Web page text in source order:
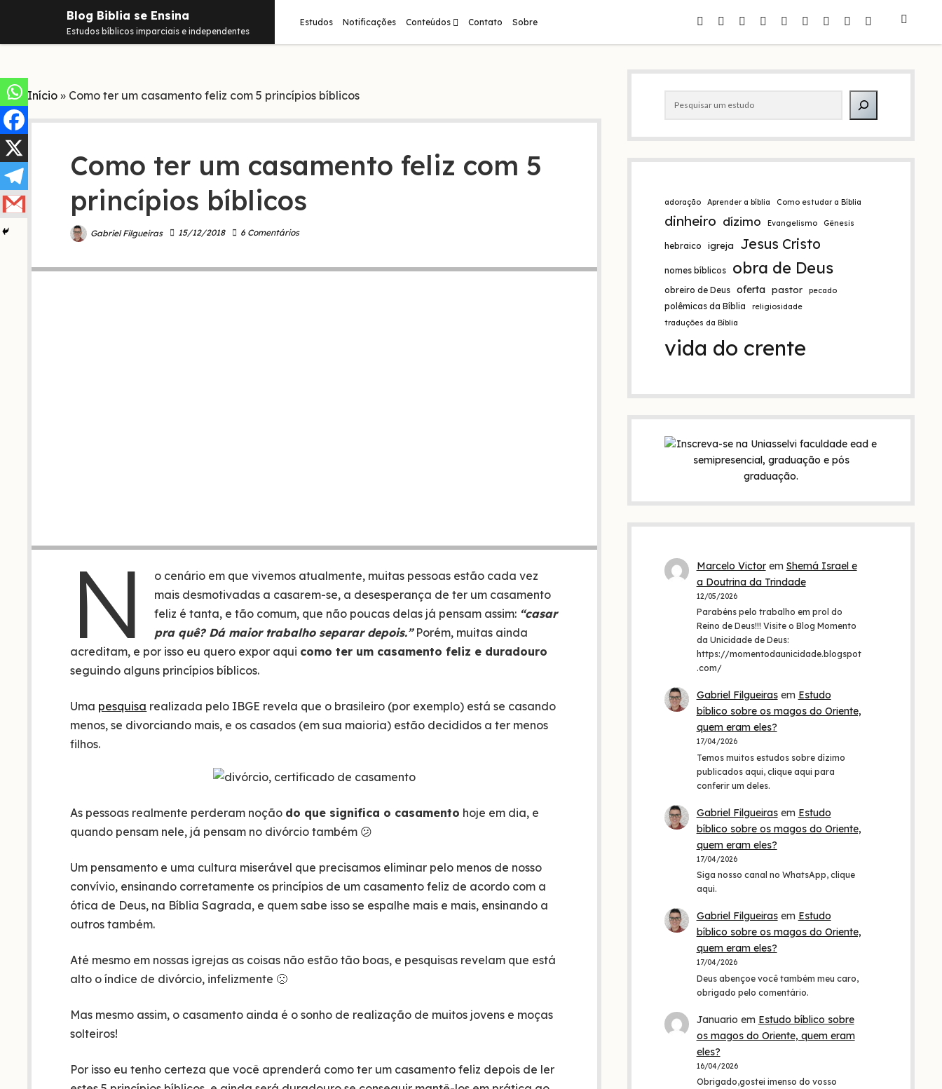
Blog Biblia se Ensina
Estudos bíblicos imparciais e independentes
Estudos Notificações Conteúdos abrirContato Sobre facebookinstagram
pinterestyoutube amazon
spotifytelegramwhatsapp
Início » Como ter um casamento feliz com 5 princípios bíblicos
Como ter um casamento feliz com 5
princípios bíblicos
Gabriel Filgueiras 15/12/2018 6 Comentários
N
o cenário em que vivemos atualmente, muitas pessoas estão cada vez
mais desmotivadas a casarem-se, a desesperança de ter um casamento
feliz é tanta, e tão comum, que não poucas delas já pensam assim: “casar
pra quê? Dá maior trabalho separar depois.”Porém, muitas ainda
acreditam, e por isso eu quero expor aqui como ter um casamento feliz e duradouro
seguindo alguns princípios bíblicos.
Uma pesquisa realizada pelo IBGE revela que o brasileiro (por exemplo) está se casando
menos, se divorciando mais, e os casados (em sua maioria) estão decididos a ter menos
filhos.
As pessoas realmente perderam noção do que significa o casamento hoje em dia, e
quando pensam nele, já pensam no divórcio também 😕
Um pensamento e uma cultura miserável que precisamos eliminar pelo menos de nosso
convívio, ensinando corretamente os princípios de um casamento feliz de acordo com a
ótica de Deus, na Bíblia Sagrada, e quem sabe isso se espalhe mais e mais, ensinando a
outros também.
Até mesmo em nossas igrejas as coisas não estão tão boas, e pesquisas revelam que está
alto o índice de divórcio, infelizmente 🙁
Mas mesmo assim, o casamento ainda é o sonho de realização de muitos jovens e moças
solteiros!
Por isso eu tenho certeza que você aprenderá como ter um casamento feliz depois de ler
Barra
lateral
adoração Aprender a bíblia Como estudar a Bíblia
dinheiro dízimo Evangelismo Gênesis
hebraico igreja Jesus Cristo
nomes bíblicos obra de Deus
obreiro de Deus oferta pastor pecado
polêmicas da Bíblia
religiosidade
traduções da Bíblia
vida do crente
Marcelo Victorem Shemá Israel e
a Doutrina da Trindade
12/05/2026
Parabéns pelo trabalho em prol do
Reino de Deus!!! Visite o Blog Momento
da Unicidade de Deus:
https://momentodaunicidade.blogspot
.com/
Gabriel Filgueirasem Estudo
bíblico sobre os magos do Oriente,
quem eram eles?
17/04/2026
Temos muitos estudos sobre dízimo
publicados aqui, clique aqui para
conferir um deles.
Gabriel Filgueirasem Estudo
bíblico sobre os magos do Oriente,
quem eram eles?
17/04/2026
Siga nosso canal no WhatsApp, clique
aqui.
Gabriel Filgueirasem Estudo
bíblico sobre os magos do Oriente,
quem eram eles?
17/04/2026
Deus abençoe você também meu caro,
obrigado pelo comentário.
Januario em Estudo bíblico sobre
os magos do Oriente, quem eram
eles?
16/04/2026
Obrigado,gostei imenso do vosso